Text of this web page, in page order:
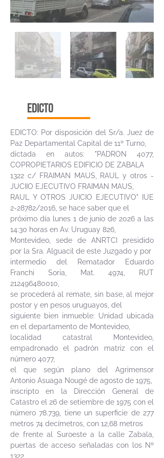
edicto
EDICTO: Por disposición del Sr/a. Juez de
Paz Departamental Capital de 11º Turno,
dictada en autos: "PADRON 4077,
COPROPIETARIOS EDIFICIO DE ZABALA
1322 c/ FRAIMAN MAUS, RAUL y otros -
JUCIIO EJECUTIVO FRAIMAN MAUS,
RAUL Y OTROS JUICIO EJECUTIVO" IUE
2-28782/2016, se hace saber que el
próximo día lunes 1 de junio de 2026 a las
14:30 horas en Av. Uruguay 826,
Montevideo, sede de ANRTCI presidido
por la Sra. Alguacil de este Juzgado y por
intermedio del Rematador Eduardo
Franchi Soria, Mat. 4974, RUT
212496480010
se procederá al remate, sin base, al mejor
postor y en pesos uruguayos, del
siguiente bien inmueble: Unidad ubicada
en el departamento de Montevideo,
localidad catastral Montevideo,
empadronado el padrón matriz con el
número 4077,
el que según plano del Agrimensor
Antonio Asuaga Nougé de agosto de 1975,
inscripto en la Dirección General de
Catastro el 26 de setiembre de 1975 con el
número 78.739, tiene un superficie de 277
metros 74 decímetros, con 12,68 metros
de frente al Suroeste a la calle Zabala,
puertas de acceso señaladas con los Nº
1322